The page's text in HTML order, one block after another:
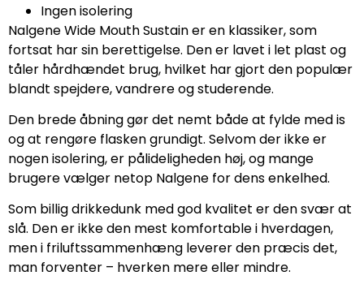
Ingen isolering
Nalgene Wide Mouth Sustain er en klassiker, som
fortsat har sin berettigelse. Den er lavet i let plast og
tåler hårdhændet brug, hvilket har gjort den populær
blandt spejdere, vandrere og studerende.
Den brede åbning gør det nemt både at fylde med is
og at rengøre flasken grundigt. Selvom der ikke er
nogen isolering, er pålideligheden høj, og mange
brugere vælger netop Nalgene for dens enkelhed.
Som billig drikkedunk med god kvalitet er den svær at
slå. Den er ikke den mest komfortable i hverdagen,
men i friluftssammenhæng leverer den præcis det,
man forventer – hverken mere eller mindre.